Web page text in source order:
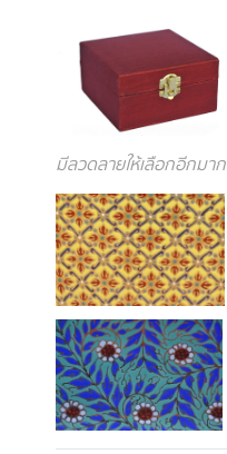
มีลวดลายให้เลือกอีกมาก